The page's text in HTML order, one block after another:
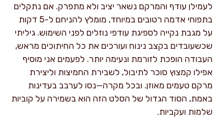
לעמילן עודף והמרקם נשאר יציב ולא מתפרק. אם נתקלים
בתפוחי אדמה רטובים במיוחד, מומלץ להניחם ל-5 דקות
על מגבת נקייה לספיגת עודפי נוזלים לפני השימוש. גיליתי
שכשעובדים בקצב נינוח ועורכים את כל החיתוכים מראש,
העבודה הופכת לזורמת ונעימה יותר. לפעמים אני מוסיף
אפילו קמצוץ סוכר לתיבול, לשבירת החמיצות וליצירת
מרקם טעמים מאוזן. ובכל מקרה—נסו לערבב בעדינות
באמת, הסוד הגדול של הסלט הזה הוא בשמירה על קוביות
שלמות ועקביות.